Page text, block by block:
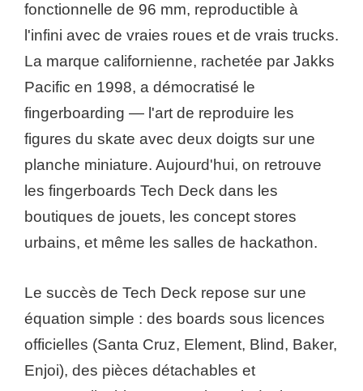
fonctionnelle de 96 mm, reproductible à
l'infini avec de vraies roues et de vrais trucks.
La marque californienne, rachetée par Jakks
Pacific en 1998, a démocratisé le
fingerboarding — l'art de reproduire les
figures du skate avec deux doigts sur une
planche miniature. Aujourd'hui, on retrouve
les fingerboards Tech Deck dans les
boutiques de jouets, les concept stores
urbains, et même les salles de hackathon.
Le succès de Tech Deck repose sur une
équation simple : des boards sous licences
officielles (Santa Cruz, Element, Blind, Baker,
Enjoi), des pièces détachables et